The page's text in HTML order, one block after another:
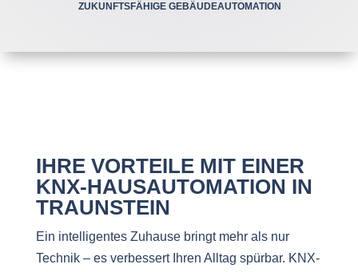
ZUKUNFTSFÄHIGE GEBÄUDEAUTOMATION
IHRE VORTEILE MIT EINER
KNX-HAUSAUTOMATION IN
TRAUNSTEIN
Ein intelligentes Zuhause bringt mehr als nur
Technik – es verbessert Ihren Alltag spürbar. KNX-